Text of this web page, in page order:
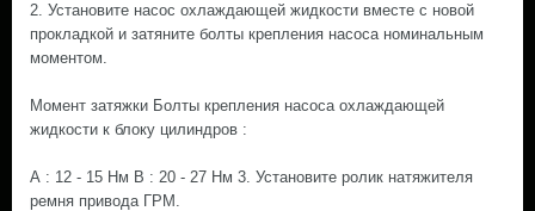
2. Установите насос охлаждающей жидкости вместе с новой
прокладкой и затяните болты крепления насоса номинальным
моментом.
Момент затяжки Болты крепления насоса охлаждающей
жидкости к блоку цилиндров :
А : 12 - 15 Нм В : 20 - 27 Нм 3. Установите ролик натяжителя
ремня привода ГРМ.